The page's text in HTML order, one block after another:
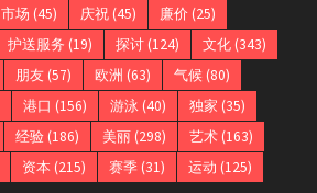
市场 (45) 庆祝(45) 廉价(25)
护送服务 (19) 探讨(124) 文化(343)
朋友(57) 欧洲 (63) 气候(80)
港口 (156) 游泳(40) 独家 (35)
经验(186) 美丽(298) 艺术(163)
资本(215) 赛季(31) 运动 (125)